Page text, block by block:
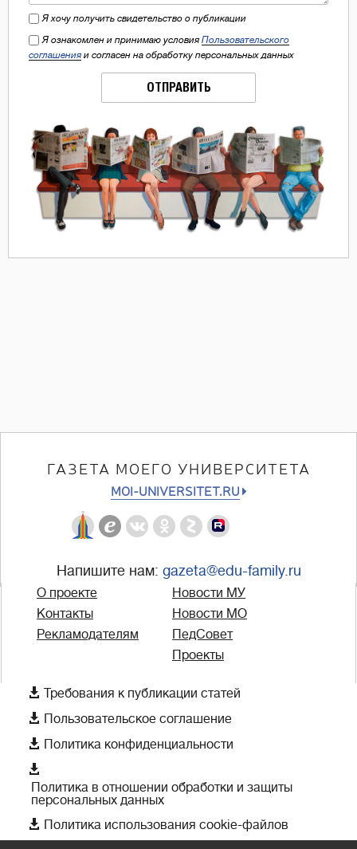
Я хочу получить свидетельство о публикации
Я ознакомлен и принимаю условия Пользовательского
соглашения и согласен на обработку персональных данных
ОТПРАВИТЬ
ГАЗЕТА МОЕГО УНИВЕРСИТЕТА
MOI-UNIVERSITET.RU
Напишите нам: gazeta@edu-family.ru
О проекте
Контакты
Рекламодателям
Новости МУ
Новости МО
ПедСовет
Проекты
 Требования к публикации статей
 Пользовательское соглашение
 Политика конфиденциальности

Политика в отношении обработки и защиты
персональных данных
 Политика использования cookie-файлов